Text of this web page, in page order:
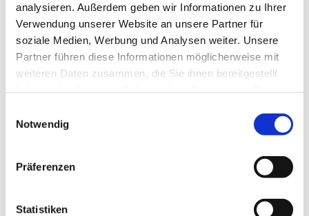
analysieren. Außerdem geben wir Informationen zu Ihrer
Verwendung unserer Website an unsere Partner für
soziale Medien, Werbung und Analysen weiter. Unsere
Partner führen diese Informationen möglicherweise mit
weiteren Daten zusammen, die Sie ihnen bereitgestellt
Notwendig
Präferenzen
Statistiken
Kinderkantorei I:
Mittwochs, 15.30–16.15 Uhr
(Für Vorschulkinder u. 1./2. Kl.)
Am Zwingel 3, Dillenburg
Mittwochs, 16.30–17.15 Uhr (ab 3. Kl.)
Unsere Kantorin Petra Denker leitet beide Chöre und wenn
8018818 oder